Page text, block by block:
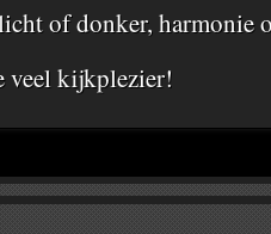
of donker, harmonie
veel kijkplezier!